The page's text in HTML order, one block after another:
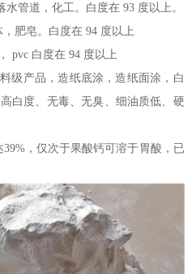
管道，化工。白度在 93 度以上。
肥皂。白度在 94 度以上
pvc 白度在 94 度以上
级产品，造纸底涂，造纸面涂，白
白度、无毒、无臭、细油质低、硬
，仅次于果酸钙可溶于胃酸，已